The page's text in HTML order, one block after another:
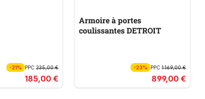
-21% PPC235,00 €
185,00 €
Armoire à portes
coulissantes DETROIT
-23% PPC 1 169,00 €
899,00 €